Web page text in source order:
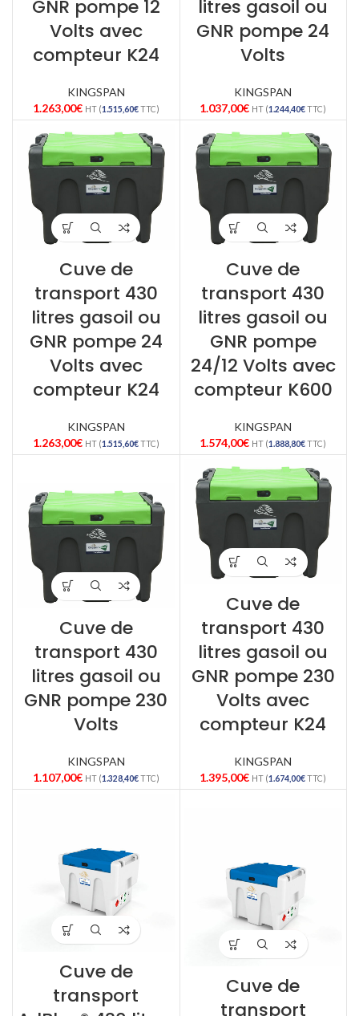
GNR pompe 12
Volts avec
compteur K24
KINGSPAN
1.263,00€ HT (1.515,60€TTC)
litres gasoil ou
GNR pompe 24
Volts
KINGSPAN
1.037,00€ HT (1.244,40€TTC)
Cuve de
transport 430
litres gasoil ou
GNR pompe 24
Volts avec
compteur K24
KINGSPAN
1.263,00€ HT (1.515,60€TTC)
Cuve de
transport 430
litres gasoil ou
GNR pompe
24/12 Volts avec
compteur K600
KINGSPAN
1.574,00€ HT (1.888,80€TTC)
Cuve de
transport 430
litres gasoil ou
GNR pompe 230
Volts
KINGSPAN
1.107,00€ HT (1.328,40€TTC)
Cuve de
transport 430
litres gasoil ou
GNR pompe 230
Volts avec
compteur K24
KINGSPAN
1.395,00€ HT (1.674,00€TTC)
Cuve de
transport
Cuve de
transport